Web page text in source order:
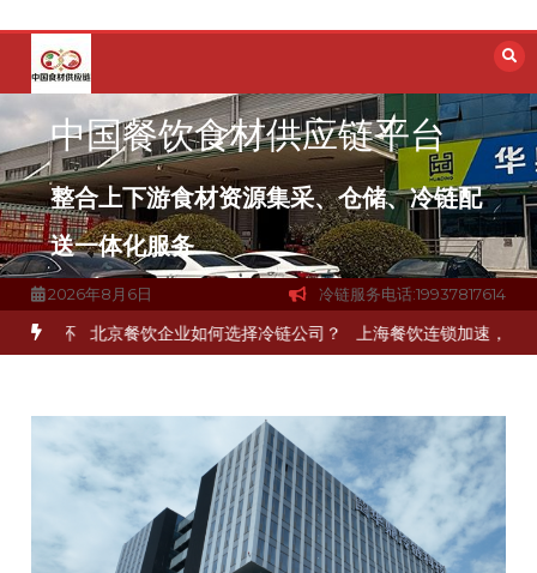
容
中国餐饮食材供应链平台
整合上下游食材资源集采、仓储、冷链配
送一体化服务
2026年8月6日 冷链服务电话:19937817614
北京餐饮企业如何选择冷链公司？ 上海餐饮连锁加速，冷链配送